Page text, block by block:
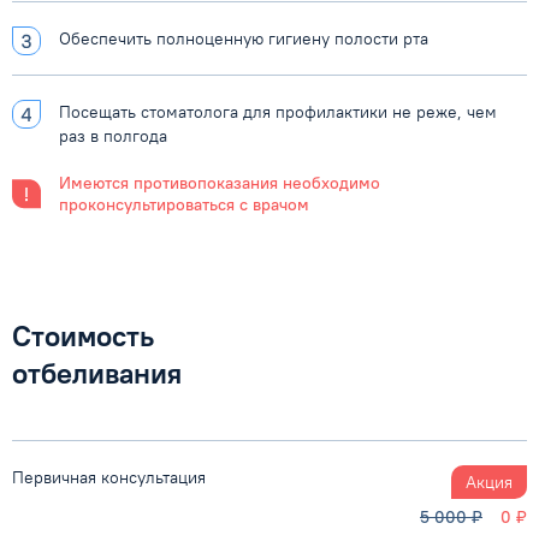
Обеспечить полноценную гигиену полости рта
Посещать стоматолога для профилактики не реже, чем
раз в полгода
Имеются противопоказания необходимо
проконсультироваться с врачом
Стоимость
отбеливания
Первичная консультация
Акция
5 000 ₽
0 ₽